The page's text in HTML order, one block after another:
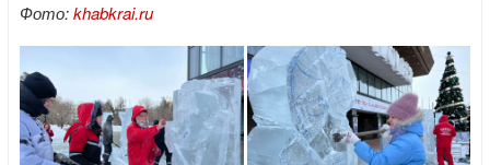
Фото:khabkrai.ru